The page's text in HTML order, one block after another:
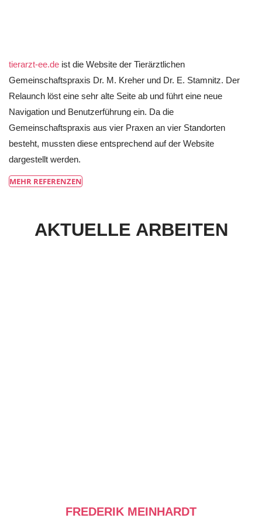
tierarzt-ee.de ist die Website der Tierärztlichen
Gemeinschaftspraxis Dr. M. Kreher und Dr. E. Stamnitz. Der
Relaunch löst eine sehr alte Seite ab und führt eine neue
Navigation und Benutzerführung ein. Da die
Gemeinschaftspraxis aus vier Praxen an vier Standorten
besteht, mussten diese entsprechend auf der Website
dargestellt werden.
MEHR REFERENZEN
AKTUELLE ARBEITEN
FREDERIK MEINHARDT